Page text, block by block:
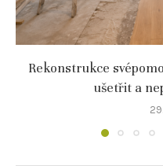
Rekonstrukce
ušetřit a